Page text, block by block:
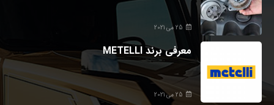
25 می 2021
معرفی برند METELLI
25 می 2021